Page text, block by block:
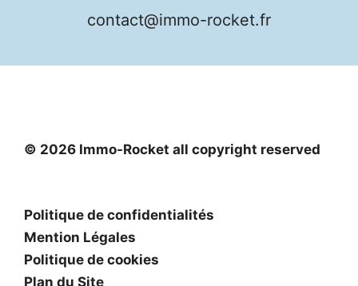
contact@immo-rocket.fr
© 2026 Immo-Rocket all copyright reserved
Politique de confidentialités
Mention Légales
Politique de cookies
Plan du Site